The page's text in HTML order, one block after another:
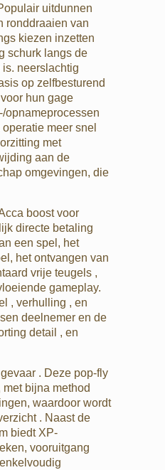
uitdunnen
ronddraaien van
kiezen inzetten
schurk langs de
neerslachtig
op zelfbesturend
hun gage
opnameprocessen
meer snel
met
aan de
omgevingen, die
boost voor
directe betaling
een spel, het
het ontvangen van
vrije teugels ,
gameplay.
, verhulling , en
deelnemer en de
detail , en
. Deze pop-fly
bijna method
waardoor wordt
. Naast de
biedt XP-
vooruitgang